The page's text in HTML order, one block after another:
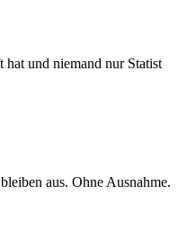
hat und niemand nur Statist
aus. Ohne Ausnahme.